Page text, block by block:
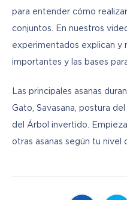
para entender cómo
conjuntos. En nuestros
experimentados explican y
importantes y las bases
Las principales asanas
Gato, Savasana, postura
del Árbol invertido.
otras asanas según tu nivel